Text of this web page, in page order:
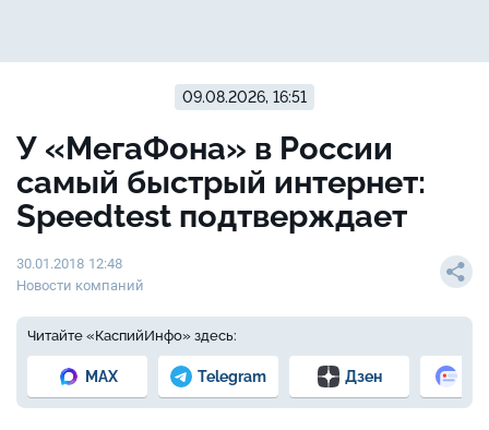
09.08.2026, 16:51
У «МегаФона» в России
самый быстрый интернет:
Speedtest подтверждает
30.01.2018 12:48
Новости компаний
Читайте «КаспийИнфо» здесь:
MAX Telegram Дзен